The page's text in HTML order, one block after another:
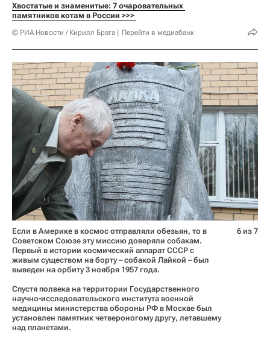
Хвостатые и знаменитые: 7 очаровательных
памятников котам в России >>>
© РИА Новости / Кирилл Брага Перейти в медиабанк
Если в Америке в космос отправляли обезьян, то в
Советском Союзе эту миссию доверяли собакам.
Первый в истории космический аппарат СССР с
живым существом на борту – собакой Лайкой – был
выведен на орбиту 3 ноября 1957 года.
Спустя полвека на территории Государственного
научно-исследовательского института военной
медицины министерства обороны РФ в Москве был
установлен памятник четвероногому другу, летавшему
над планетами.
6 из 7